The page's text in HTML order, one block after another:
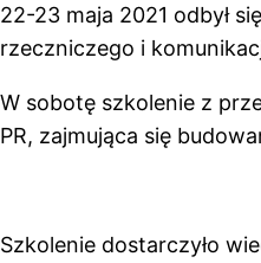
22-23 maja 2021 odbył
rzeczniczego i
W sobotę szkolenie z
PR, zajmująca się
Szkolenie dostarczyło